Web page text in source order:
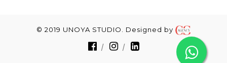
© 2019 UNOYA STUDIO. Designed by